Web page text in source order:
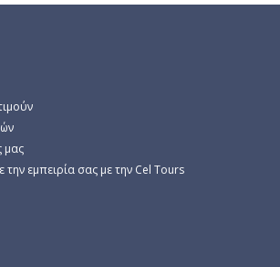
μας
την εμπειρία σας με την Cel Tours